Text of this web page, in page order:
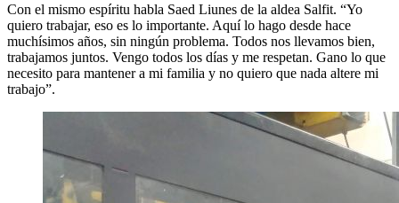
Con el mismo espíritu habla Saed Liunes de la aldea Salfit. “Yo
quiero trabajar, eso es lo importante. Aquí lo hago desde hace
muchísimos años, sin ningún problema. Todos nos llevamos bien,
trabajamos juntos. Vengo todos los días y me respetan. Gano lo que
necesito para mantener a mi familia y no quiero que nada altere mi
trabajo”.